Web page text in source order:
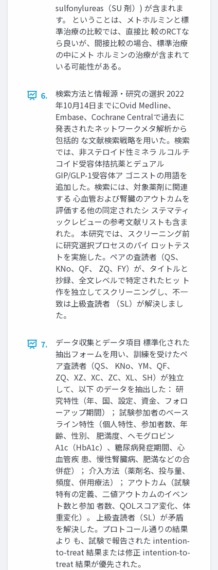
sulfonylureas（SU 剤）) が含まれま
す。 ということは、メトホルミンと標
準治療の比較では、直接比 較のRCTな
ら良いが、間接比較の場合、標準治療
の中にメト ホルミンの治療が含まれて
いる可能性がある。
6.
検索方法と情報源・研究の選択 2022
年10月14日までにOvid Medline、
Embase、Cochrane Centralで過去に
発表されたネットワークメタ解析から
包括的 な文献検索戦略を用いた。検索
では、非ステロイド性ミネラ ルコルチ
コイド受容体拮抗薬とデュアル
GIP/GLP-1受容体ア ゴニストの用語を
追加した。検索には、対象薬剤に関連
する 心血管および腎臓のアウトカムを
評価する他の同定されたシ ステマティ
ックレビューの参考文献リストも含ま
れた。 本研究では、スクリーニング前
に研究選択プロセスのパイ ロットテス
トを実施した。ペアの査読者（QS、
KNo、QF、 ZQ、FY）が、タイトルと
抄録、全文レベルで特定されたヒッ ト
作を独立してスクリーニングし、不一
致は上級査読者 （SL）が解決しまし
た。
7.
データ収集とデータ項目 標準化された
抽出フォームを用い、訓練を受けたペ
ア査読者（QS、 KNo、YM、QF、
ZQ、XZ、XC、ZC、XL、SH）が独立
して、以下 のデータを抽出した： 研
究特性（年、国、設定、資金、フォロ
ーアップ期間）； 試験参加者のベース
ライン特性（個人特性、参加者数、年
齢、性別、 肥満度、ヘモグロビン
A1c（HbA1c）、糖尿病発症期間、心
血管疾 患、慢性腎臓病、肥満などの合
併症）； 介入方法（薬剤名、投与量、
頻度、併用療法）； アウトカム（試験
特有の定義、二値アウトカムのイベン
ト数と参加 者数、QOLスコア変化、体
重変化）。 上級査読者（SL）が矛盾
を解決した。プロトコール通りの結果
より も、試験で報告された intention-
to-treat 結果または修正 intention-to-
treat 結果が優先された。